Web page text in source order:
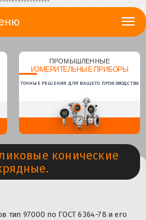
ПРОМЫШЛЕННЫЕ
ИЗМЕРИТЕЛЬНЫЕ ПРИБОРЫ
ТОЧНЫЕ РЕШЕНИЯ ДЛЯ ВАШЕГО ПРОИЗВОДСТВА
конические
тип 97000 по ГОСТ 6364-78 и его